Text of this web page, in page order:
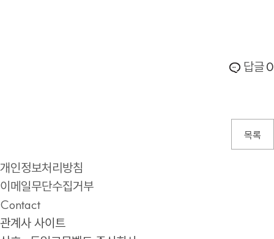
답글0
목록
개인정보처리방침
이메일무단수집거부
Contact
관계사 사이트